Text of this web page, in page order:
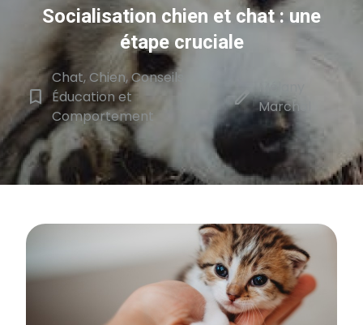
Socialisation chien et chat : une
étape cruciale
bookmark_border
Chat, Chien, Conseils,
Éducation et
Comportement
edit Marchal